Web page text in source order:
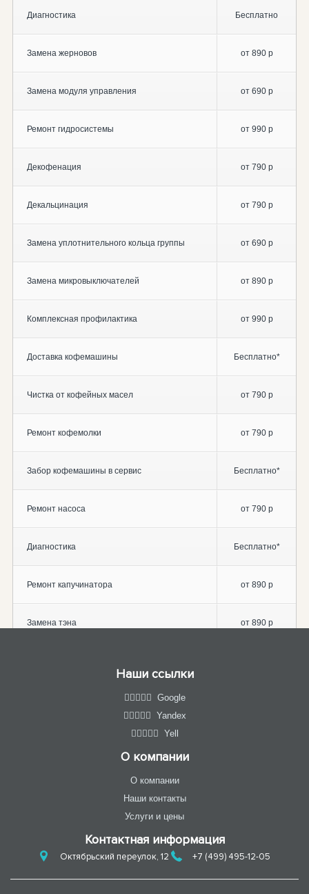
Диагностика Бесплатно
Замена жерновов от 890 р
Замена модуля управления от 690 р
Ремонт гидросистемы от 990 р
Декофенация от 790 р
Декальцинация от 790 р
Замена уплотнительного кольца группы от 690 р
Замена микровыключателей от 890 р
Комплексная профилактика от 990 р
Доставка кофемашины Бесплатно*
Чистка от кофейных масел от 790 р
Ремонт кофемолки от 790 р
Забор кофемашины в сервис Бесплатно*
Ремонт насоса от 790 р
Диагностика Бесплатно*
Ремонт капучинатора от 890 р
Замена тэна от 890 р
Наши ссылки
Google
Yandex
Yell
О компании
О компании
Наши контакты
Услуги и цены
Контактная информация
Октябрьский переулок, 12 +7 (499) 495-12-05